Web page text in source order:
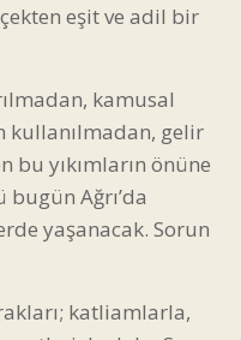
eşit ve adil bir
kamusal
kullanılmadan, gelir
bu yıkımların önüne
Ağrı’da
yaşanacak. Sorun
katliamlarla,